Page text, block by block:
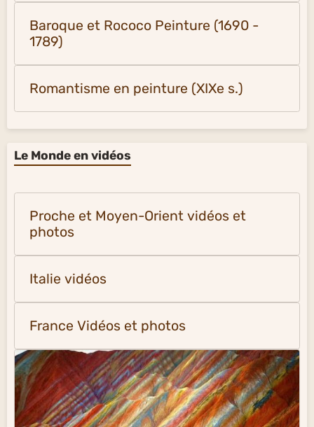
Baroque et Rococo Peinture (1690 -
1789)
Romantisme en peinture (XIXe s.)
Le Monde en vidéos
Proche et Moyen-Orient vidéos et
photos
Italie vidéos
France Vidéos et photos